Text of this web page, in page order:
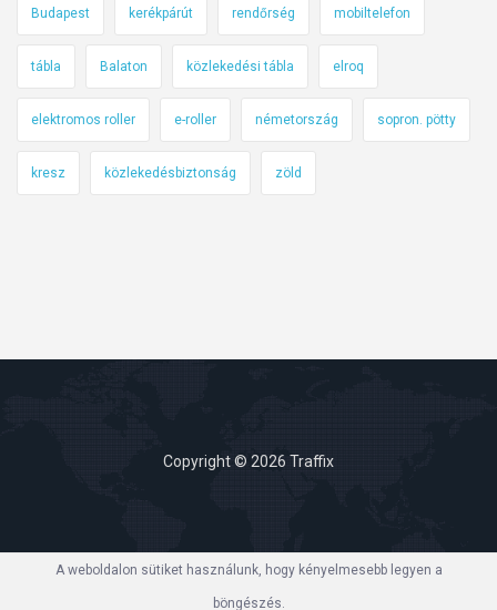
Budapest kerékpárút rendőrség mobiltelefon
tábla Balaton közlekedési tábla elroq
elektromos roller e-roller németország sopron. pötty
kresz közlekedésbiztonság zöld
Copyright © 2026 Traffix
A weboldalon sütiket használunk, hogy kényelmesebb legyen a
böngészés.